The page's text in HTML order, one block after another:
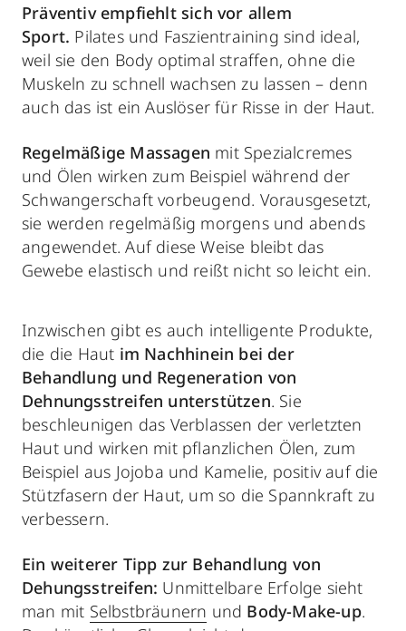
Präventiv empfiehlt sich vor allem
Sport. Pilates und Faszientraining sind ideal,
weil sie den Body optimal straffen, ohne die
Muskeln zu schnell wachsen zu lassen – denn
auch das ist ein Auslöser für Risse in der Haut.
Regelmäßige Massagen mit Spezialcremes
und Ölen wirken zum Beispiel während der
Schwangerschaft vorbeugend. Vorausgesetzt,
sie werden regelmäßig morgens und abends
angewendet. Auf diese Weise bleibt das
Gewebe elastisch und reißt nicht so leicht ein.
Inzwischen gibt es auch intelligente Produkte,
die die Haut im Nachhinein bei der
Behandlung und Regeneration von
Dehnungsstreifen unterstützen. Sie
beschleunigen das Verblassen der verletzten
Haut und wirken mit pflanzlichen Ölen, zum
Beispiel aus Jojoba und Kamelie, positiv auf die
Stützfasern der Haut, um so die Spannkraft zu
verbessern.
Ein weiterer Tipp zur Behandlung von
Dehungsstreifen: Unmittelbare Erfolge sieht
man mit Selbstbräunern und Body-Make-up.